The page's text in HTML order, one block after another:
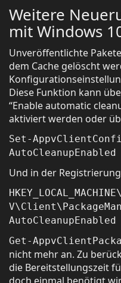
Weitere
mit Windows
Unveröffentlichte
dem Cache gelöscht
Diese Funktion kann
“Enable automatic
aktiviert werden oder
Set-
AutoCleanupEnabled
Und in der
AutoCleanupEnabled
Get-
nicht mehr an. Zu
die Bereitstellungszeit